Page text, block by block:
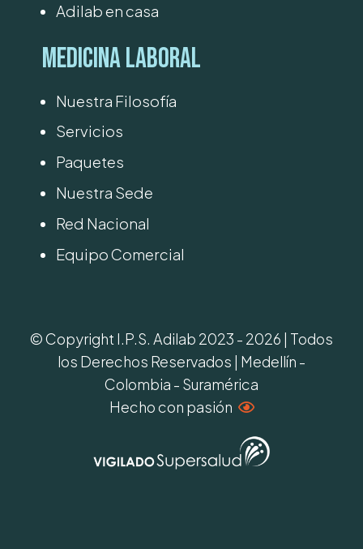
Adilab en casa
Medicina Laboral
Nuestra Filosofía
Servicios
Paquetes
Nuestra Sede
Red Nacional
Equipo Comercial
© Copyright I.P.S. Adilab 2023 - 2026 | Todos
los Derechos Reservados | Medellín -
Colombia - Suramérica
Hecho con pasión